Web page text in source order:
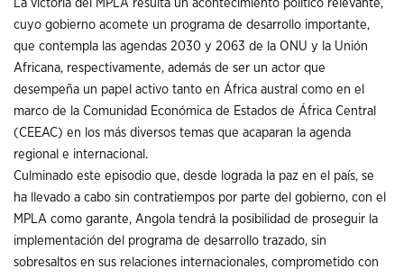
La victoria del MPLA resulta un acontecimiento político relevante,
cuyo gobierno acomete un programa de desarrollo importante,
que contempla las agendas 2030 y 2063 de la ONU y la Unión
Africana, respectivamente, además de ser un actor que
desempeña un papel activo tanto en África austral como en el
marco de la Comunidad Económica de Estados de África Central
(CEEAC) en los más diversos temas que acaparan la agenda
regional e internacional.
Culminado este episodio que, desde lograda la paz en el país, se
ha llevado a cabo sin contratiempos por parte del gobierno, con el
MPLA como garante, Angola tendrá la posibilidad de proseguir la
implementación del programa de desarrollo trazado, sin
sobresaltos en sus relaciones internacionales, comprometido con